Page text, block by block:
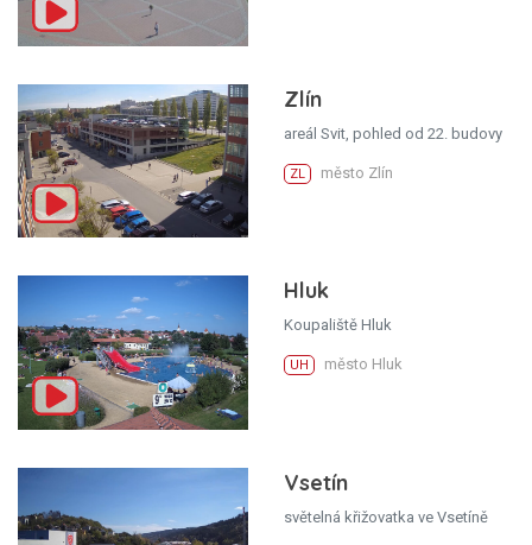
Zlín
areál Svit, pohled od 22. budovy
ZL město Zlín
Hluk
Koupaliště Hluk
UH město Hluk
Vsetín
světelná křižovatka ve Vsetíně